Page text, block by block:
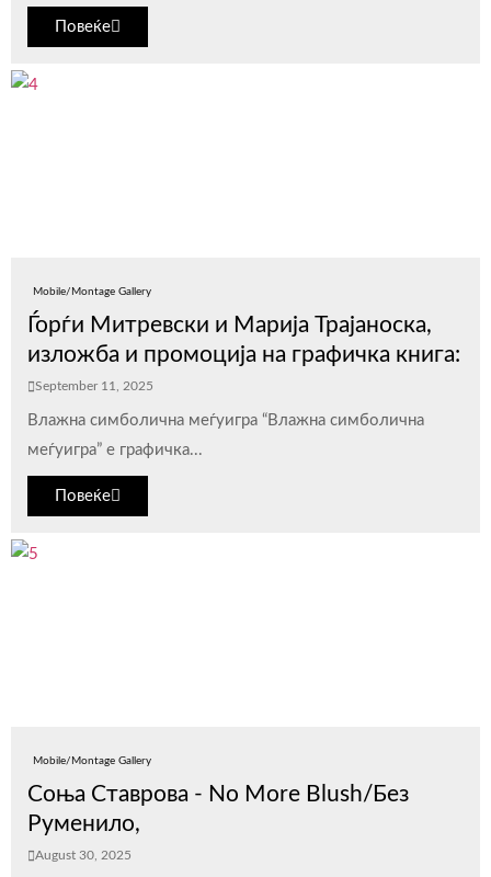
Повеќе
Mobile/Montage Gallery
Ѓорѓи Митревски и Марија Трајаноска,
изложба и промоција на графичка книга:
September 11, 2025
Влажна симболична меѓуигра “Влажна симболична
меѓуигра” е графичка...
Повеќе
Mobile/Montage Gallery
Соња Ставрова - No More Blush/Без
Руменило,
August 30, 2025